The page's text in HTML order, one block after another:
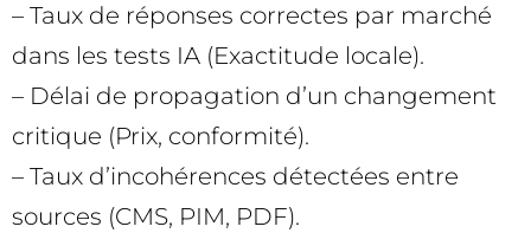
– Taux de réponses correctes par marché
dans les tests IA (Exactitude locale).
– Délai de propagation d’un changement
critique (Prix, conformité).
– Taux d’incohérences détectées entre
sources (CMS, PIM, PDF).